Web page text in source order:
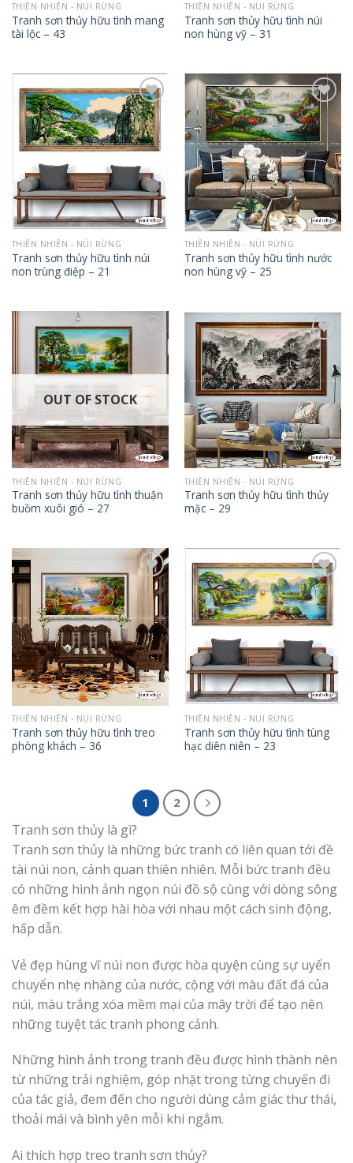
THIÊN NHIÊN - NÚI RỪNG
Tranh sơn thủy hữu tình mang
tài lộc – 43
THIÊN NHIÊN - NÚI RỪNG
Tranh sơn thủy hữu tình núi
non hùng vỹ – 31
Add to
Wishlist
THIÊN NHIÊN - NÚI RỪNG
Tranh sơn thủy hữu tình núi
non trùng điệp – 21
Add to
Wishlist
THIÊN NHIÊN - NÚI RỪNG
Tranh sơn thủy hữu tình nước
non hùng vỹ – 25
Wishlist
OUT OF STOCK
THIÊN NHIÊN - NÚI RỪNG
Tranh sơn thủy hữu tình thuận
buồm xuôi gió – 27
Add to
Wishlist
THIÊN NHIÊN - NÚI RỪNG
Tranh sơn thủy hữu tình thủy
mặc – 29
Add to
Wishlist
THIÊN NHIÊN - NÚI RỪNG
Tranh sơn thủy hữu tình treo
phòng khách – 36
Add to
Wishlist
THIÊN NHIÊN - NÚI RỪNG
Tranh sơn thủy hữu tình tùng
hạc diên niên – 23
1 2
Tranh sơn thủy là gì?
Tranh sơn thủy là những bức tranh có liên quan tới đề
tài núi non, cảnh quan thiên nhiên. Mỗi bức tranh đều
có những hình ảnh ngọn núi đồ sộ cùng với dòng sông
êm đềm kết hợp hài hòa với nhau một cách sinh động,
hấp dẫn.
Vẻ đẹp hùng vĩ núi non được hòa quyện cùng sự uyển
chuyển nhẹ nhàng của nước, cộng với màu đất đá của
núi, màu trắng xóa mềm mại của mây trời để tạo nên
những tuyệt tác tranh phong cảnh.
Những hình ảnh trong tranh đều được hình thành nên
từ những trải nghiệm, góp nhặt trong từng chuyến đi
của tác giả, đem đến cho người dùng cảm giác thư thái,
thoải mái và bình yên mỗi khi ngắm.
Ai thích hợp treo tranh sơn thủy?